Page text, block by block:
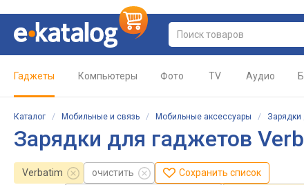
Гаджеты Компьютеры Фото TV Аудио
Каталог / Мобильные и связь / Мобильные аксессуары / Зарядки
Зарядки для гаджетов
Verbatim очистить Сохранить список